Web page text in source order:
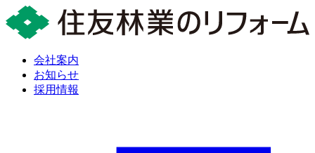
会社案内
お知らせ
採用情報